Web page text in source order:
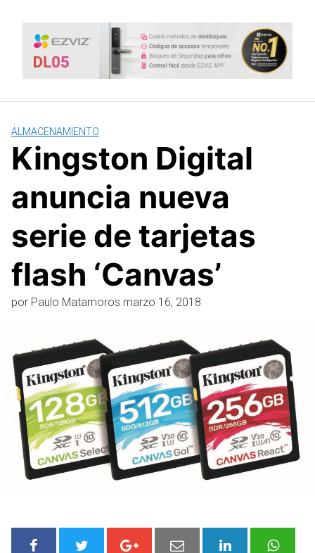
contenido
ALMACENAMIENTO
Kingston Digital
anuncia nueva
serie de tarjetas
flash ‘Canvas’
por Paulo Matamoros marzo 16, 2018